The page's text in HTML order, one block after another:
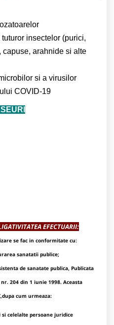
insectelor (purici,
capuse, arahnide si alte
si a virusilor
COVID-19
EFECTUARII:
se fac in conformitate cu:
sanatatii publice;
de sanatate publica, Publicata
204 din 1 iunie 1998. Aceasta
cum urmeaza:
persoane juridice